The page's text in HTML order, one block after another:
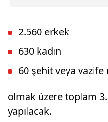
2.560 erkek
630 kadın
60 şehit veya
olmak üzere toplam
yapılacak.